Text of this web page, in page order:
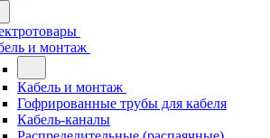
и монтаж
Кабель и монтаж
Гофрированные трубы для кабеля
Кабель-каналы